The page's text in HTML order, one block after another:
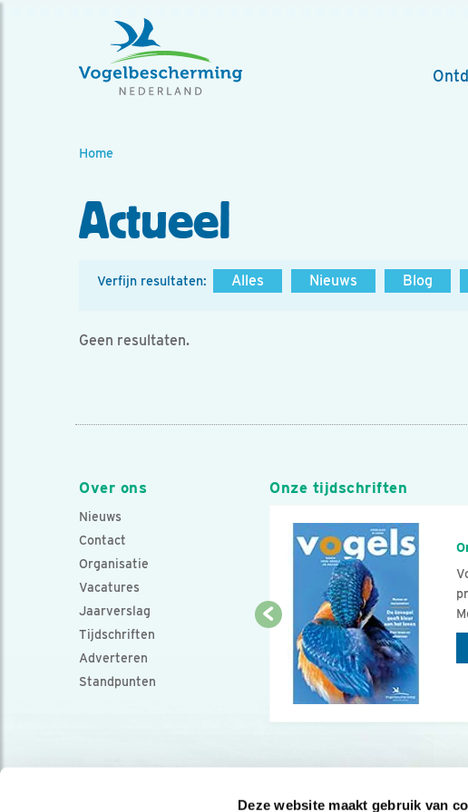
Deze website maakt gebruik van
Home
Actueel
Verfijn resultaten: Alles Nieuws Blog
Geen resultaten.
Over ons
Nieuws
Contact
Organisatie
Vacatures
Jaarverslag
Tijdschriften
Adverteren
Standpunten
Onze tijdschriften